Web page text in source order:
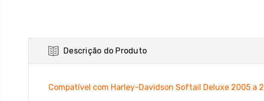
Descrição do Produto
Compatível com Harley-Davidson Softail Deluxe 2005 a